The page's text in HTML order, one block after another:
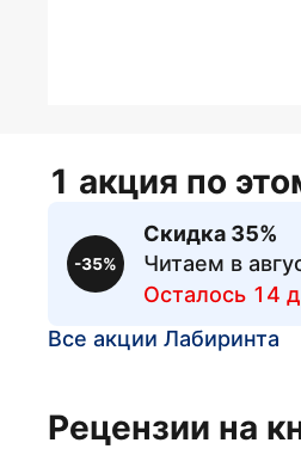
1 акция по
-35%
Скидка 35%
Читаем в
Осталось 14
Все акции Лабиринта
Рецензии на